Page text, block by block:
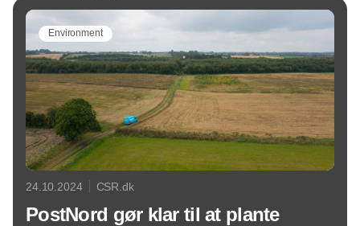
Environment
24.10.2024 CSR.dk
PostNord gør klar til at plante